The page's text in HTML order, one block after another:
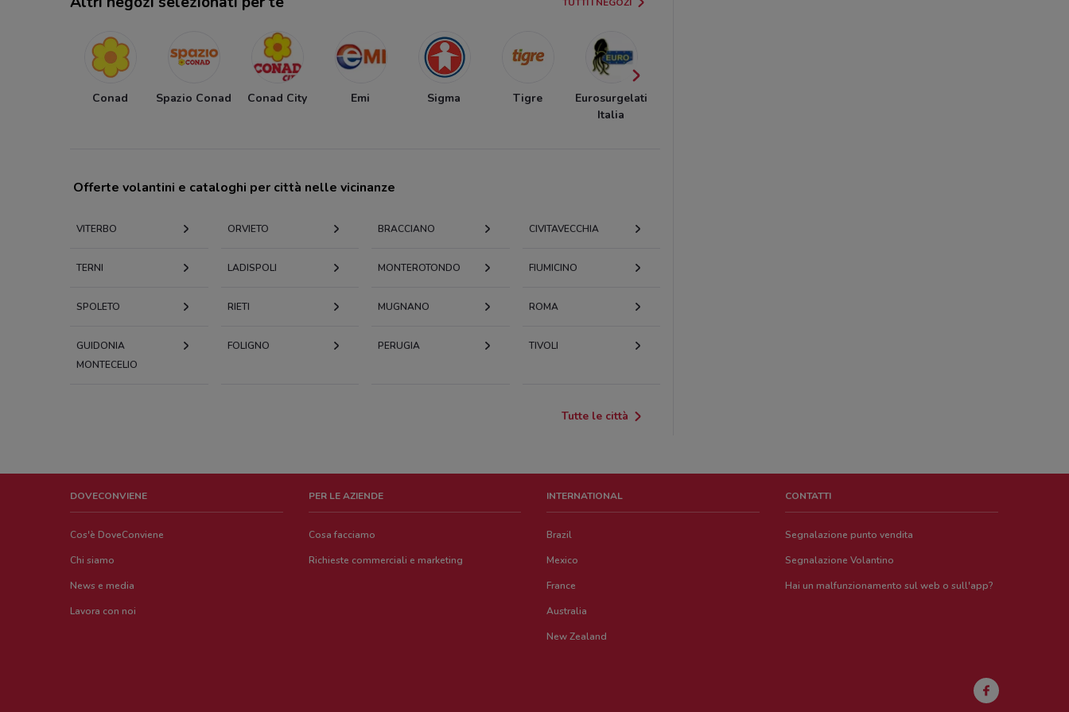
Conad Spazio Conad Conad City Emi Sigma Tigre
Eurosurgelati
Italia
Offerte volantini e cataloghi per città nelle vicinanze
VITERBO ORVIETO BRACCIANO CIVITAVECCHIA
TERNI LADISPOLI MONTEROTONDO FIUMICINO
SPOLETO RIETI MUGNANO ROMA
GUIDONIA
MONTECELIO
FOLIGNO PERUGIA TIVOLI
Tutte le città
DOVECONVIENE
Cos'è DoveConviene
Chi siamo
News e media
Lavora con noi
PER LE AZIENDE
Cosa facciamo
Richieste commerciali e marketing
INTERNATIONAL
Brazil
Mexico
France
Australia
New Zealand
CONTATTI
Segnalazione punto vendita
Segnalazione Volantino
Hai un malfunzionamento sul web o sull'app?